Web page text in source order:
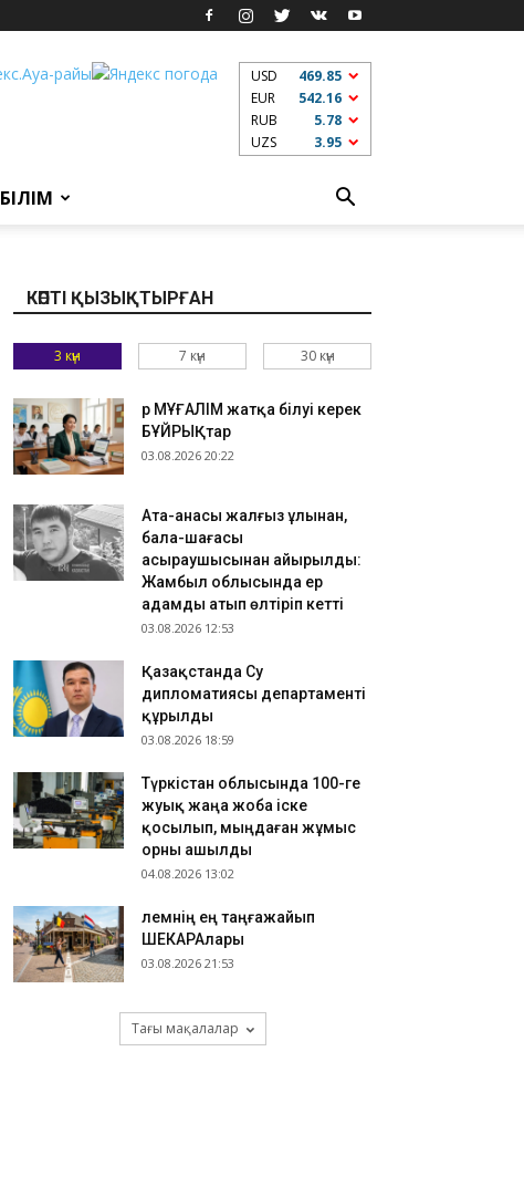
USD
469.85
EUR
542.16
RUB
5.78
UZS
3.95
БІЛІМ
КӨПТІ ҚЫЗЫҚТЫРҒАН
3 күн 7 күн 30 күн
Әр МҰҒАЛІМ жатқа білуі керек
БҰЙРЫҚтар
03.08.2026 20:22
Ата-анасы жалғыз ұлынан,
бала-шағасы
асыраушысынан айырылды:
Жамбыл облысында ер
адамды атып өлтіріп кетті
03.08.2026 12:53
Қазақстанда Су
дипломатиясы департаменті
құрылды
03.08.2026 18:59
Түркістан облысында 100-ге
жуық жаңа жоба іске
қосылып, мыңдаған жұмыс
орны ашылды
04.08.2026 13:02
​Әлемнің ең таңғажайып
ШЕКАРАлары
03.08.2026 21:53
Тағы мақалалар